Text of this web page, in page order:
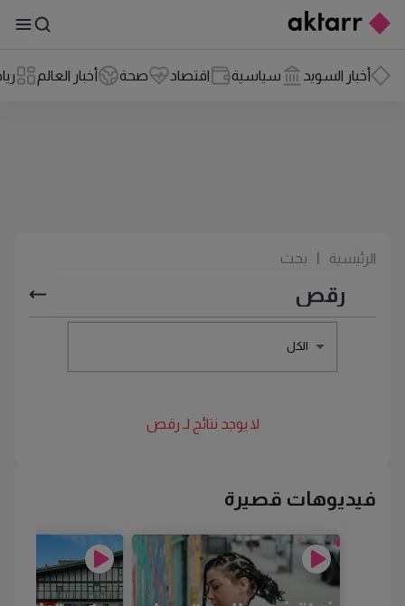
أخبار السويد سياسية اقتصاد صحة أخبار العالم
الرئيسية بحث
الكل
لا يوجد نتائج لـ رقص
فيديوهات قصيرة